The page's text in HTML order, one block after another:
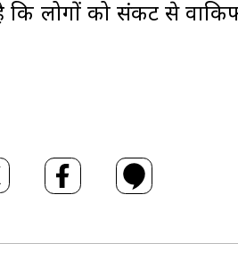
कि लोगों को संकट से